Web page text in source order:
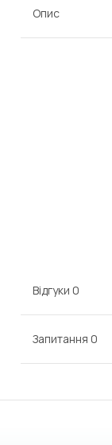
Опис
Відгуки 0
Запитання 0